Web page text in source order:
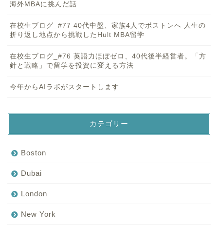
海外MBAに挑んだ話
在校生ブログ_#77 40代中盤、家族4人でボストンへ 人生の
折り返し地点から挑戦したHult MBA留学
在校生ブログ_#76 英語力ほぼゼロ、40代後半経営者。「方
針と戦略」で留学を投資に変える方法
今年からAIラボがスタートします
カテゴリー
Boston
Dubai
London
New York